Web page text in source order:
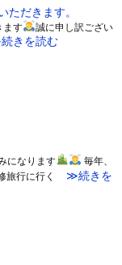
だきます。
ます
誠に申し訳ござい
を読む
になります
毎年、
旅行に行く
≫続きを